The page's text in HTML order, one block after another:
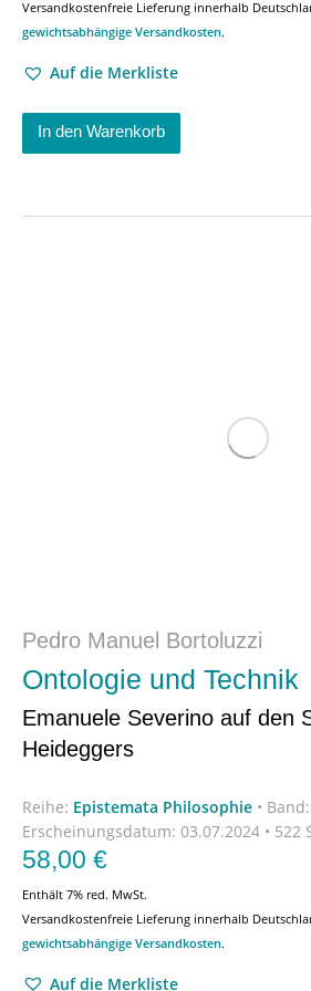
Versandkostenfreie Lieferung innerhalb
gewichtsabhängige Versandkosten.
Auf die Merkliste
In den Warenkorb
Pedro Manuel Bortoluzzi
Ontologie und Technik
Emanuele Severino auf den
Heideggers
Reihe: Epistemata Philosophie •
Erscheinungsdatum: 03.07.2024 • 522
58,00 €
Enthält 7% red. MwSt.
Versandkostenfreie Lieferung innerhalb
gewichtsabhängige Versandkosten.
Auf die Merkliste